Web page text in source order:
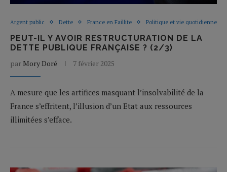
Argent public Dette France en Faillite Politique et vie quotidienne
PEUT-IL Y AVOIR RESTRUCTURATION DE LA
DETTE PUBLIQUE FRANÇAISE ? (2/3)
par Mory Doré 7 février 2025
A mesure que les artifices masquant l’insolvabilité de la
France s’effritent, l’illusion d’un Etat aux ressources
illimitées s’efface.